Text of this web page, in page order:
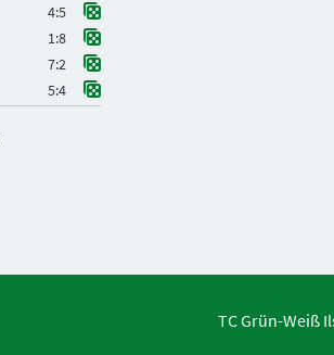
4:5
1:8
7:2
5:4
TC Grün-Weiß